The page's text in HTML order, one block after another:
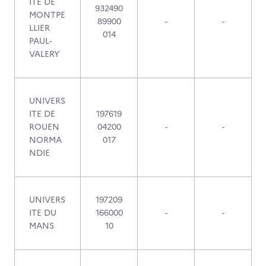
MONTPE
LLIER
PAUL-
VALERY
932490
89900
014
- -
UNIVERS
ITE DE
ROUEN
NORMA
NDIE
197619
04200
017
- -
UNIVERS
ITE DU
MANS
197209
166000
10
- -